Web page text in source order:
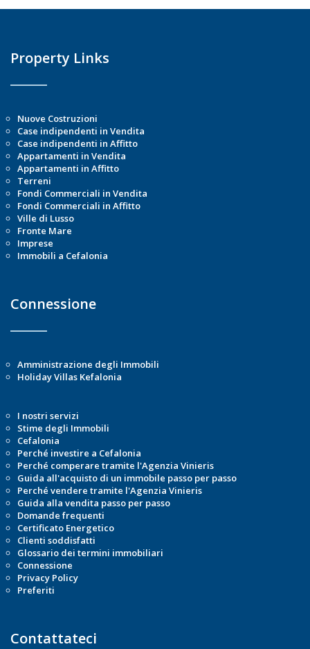
Property Links
Nuove Costruzioni
Case indipendenti in Vendita
Case indipendenti in Affitto
Appartamenti in Vendita
Appartamenti in Affitto
Terreni
Fondi Commerciali in Vendita
Fondi Commerciali in Affitto
Ville di Lusso
Fronte Mare
Imprese
Immobili a Cefalonia
Connessione
Amministrazione degli Immobili
Holiday Villas Kefalonia
I nostri servizi
Stime degli Immobili
Cefalonia
Perché investire a Cefalonia
Perché comperare tramite l'Agenzia Vinieris
Guida all'acquisto di un immobile passo per passo
Perché vendere tramite l'Agenzia Vinieris
Guida alla vendita passo per passo
Domande frequenti
Certificato Energetico
Clienti soddisfatti
Glossario dei termini immobiliari
Connessione
Privacy Policy
Preferiti
Contattateci